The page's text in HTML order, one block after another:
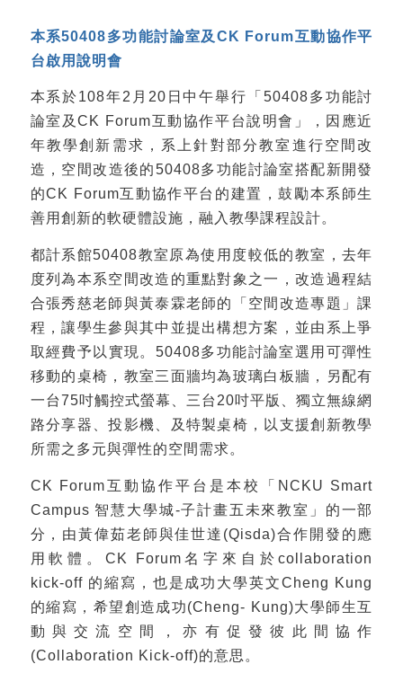
本系50408多功能討論室及CK Forum互動協作平
台啟用說明會
本系於108年2月20日中午舉行「50408多功能討
論室及CK Forum互動協作平台說明會」，因應近
年教學創新需求，系上針對部分教室進行空間改
造，空間改造後的50408多功能討論室搭配新開發
的CK Forum互動協作平台的建置，鼓勵本系師生
善用創新的軟硬體設施，融入教學課程設計。
都計系館50408教室原為使用度較低的教室，去年
度列為本系空間改造的重點對象之一，改造過程結
合張秀慈老師與黃泰霖老師的「空間改造專題」課
程，讓學生參與其中並提出構想方案，並由系上爭
取經費予以實現。50408多功能討論室選用可彈性
移動的桌椅，教室三面牆均為玻璃白板牆，另配有
一台75吋觸控式螢幕、三台20吋平版、獨立無線網
路分享器、投影機、及特製桌椅，以支援創新教學
所需之多元與彈性的空間需求。
CK Forum互動協作平台是本校「NCKU Smart
Campus 智慧大學城-子計畫五未來教室」的一部
分，由黃偉茹老師與佳世達(Qisda)合作開發的應
用軟體。CK Forum名字來自於collaboration
kick-off 的縮寫，也是成功大學英文Cheng Kung
的縮寫，希望創造成功(Cheng- Kung)大學師生互
動與交流空間，亦有促發彼此間協作
(Collaboration Kick-off)的意思。